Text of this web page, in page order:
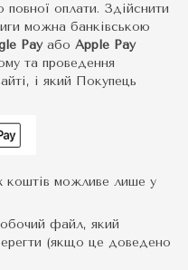
оплати. Здійснити
можна банківською
Pay або Apple Pay
та проведення
і який Покупець
коштів можливе лише у
файл, який
(якщо це доведено